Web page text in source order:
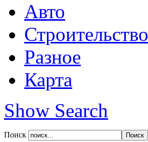
Авто
Строительство
Разное
Карта
Show Search
Поиск